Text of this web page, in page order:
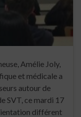
Amélie Joly,
et médicale a
autour de
SVT, ce mardi 17
différent